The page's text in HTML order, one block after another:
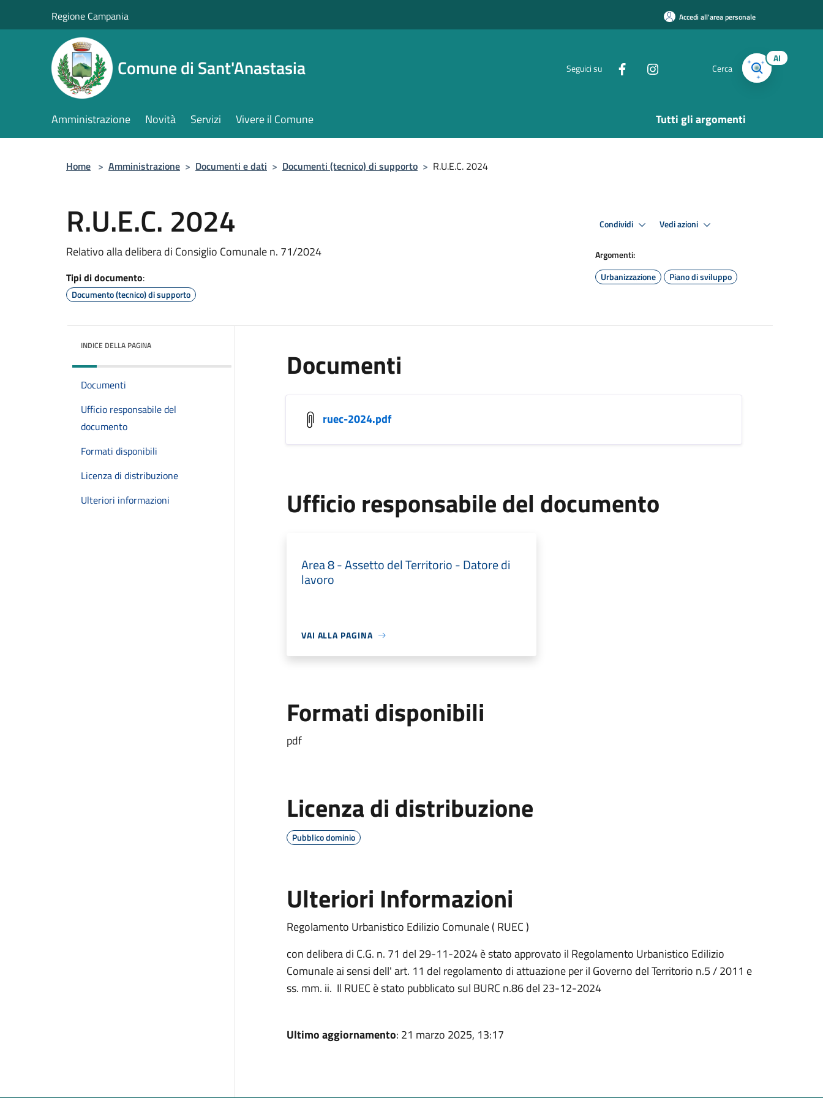
Regione Campania Accedi all'area personale
Comune di Sant'Anastasia Seguici su Cerca
AI
Amministrazione Novità Servizi Vivere il Comune Tutti gli argomenti
Home > Amministrazione > Documenti e dati > Documenti (tecnico) di supporto > R.U.E.C. 2024
R.U.E.C. 2024
Relativo alla delibera di Consiglio Comunale n. 71/2024
Tipi di documento:
Documento (tecnico) di supporto
Condividi Vedi azioni
Argomenti:
Urbanizzazione
Piano di sviluppo
INDICE DELLA PAGINA
Documenti
Ufficio responsabile del
documento
Formati disponibili
Licenza di distribuzione
Ulteriori informazioni
Documenti
ruec-2024.pdf
Ufficio responsabile del documento
Area 8 - Assetto del Territorio - Datore di
lavoro
VAI ALLA PAGINA
Formati disponibili
pdf
Licenza di distribuzione
Pubblico dominio
Ulteriori Informazioni
Regolamento Urbanistico Edilizio Comunale ( RUEC )
con delibera di C.G. n. 71 del 29-11-2024 è stato approvato il Regolamento Urbanistico Edilizio
Comunale ai sensi dell' art. 11 del regolamento di attuazione per il Governo del Territorio n.5 / 2011 e
ss. mm. ii. Il RUEC è stato pubblicato sul BURC n.86 del 23-12-2024
Ultimo aggiornamento: 21 marzo 2025, 13:17